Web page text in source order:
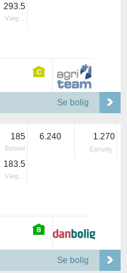
293.5
Vægtet
Se bolig
185
Beboet
183.5
Vægtet
6.240 1.270
Ejerudg.
Se bolig